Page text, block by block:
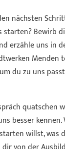
nächsten
starten? Bewirb
erzähle uns in
Menden
du zu uns
quatschen
besser
willst, was